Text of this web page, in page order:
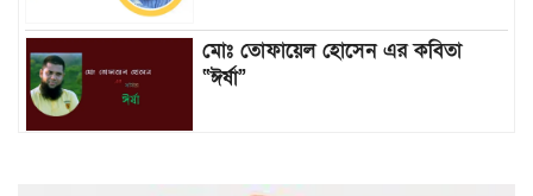
মোঃ তোফায়েল হোসেন এর কবিতা
“ঈর্ষা”
আটকে পড়া ১০ পর্যটককে উদ্ধার করল